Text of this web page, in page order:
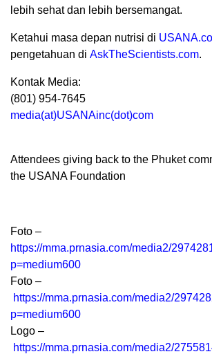
lebih sehat dan lebih bersemangat.
Ketahui masa depan nutrisi di
pengetahuan di AskTheScientists.com.
Kontak Media:
(801) 954-7645
media(at)USANAinc(dot)com
Attendees giving back to the Phuket
the USANA Foundation
Foto –
https://mma.prnasia.com/media2/
p=medium600
Foto –
https://mma.prnasia.com/media2/
p=medium600
Logo –
https://mma.prnasia.com/media2/